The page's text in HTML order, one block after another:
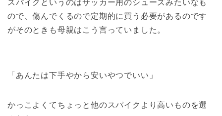
スパイクというのはサッカー用のシューズみたいなも
ので、傷んでくるので定期的に買う必要があるのです
がそのときも母親はこう言っていました。
「あんたは下手やから安いやつでいい」
かっこよくてちょっと他のスパイクより高いものを選